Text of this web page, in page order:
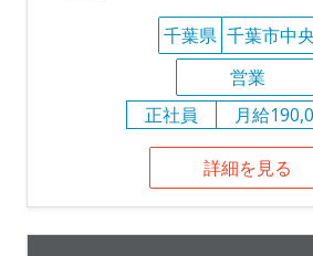
千葉県 千葉市中
営業
正社員
月給
詳細を見る